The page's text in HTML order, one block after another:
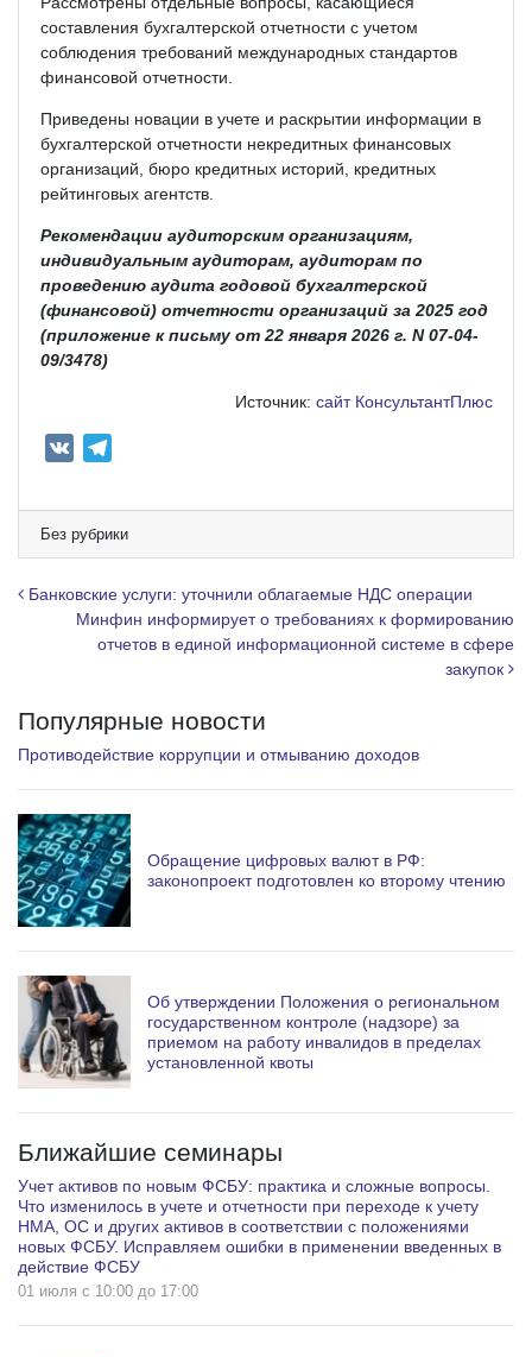
составления бухгалтерской отчетности с учетом
соблюдения требований международных стандартов
финансовой отчетности.
Приведены новации в учете и раскрытии информации в
бухгалтерской отчетности некредитных финансовых
организаций, бюро кредитных историй, кредитных
рейтинговых агентств.
Рекомендации аудиторским организациям,
индивидуальным аудиторам, аудиторам по
проведению аудита годовой бухгалтерской
(финансовой) отчетности организаций за 2025 год
(приложение к письму от 22 января 2026 г. N 07-04-
09/3478)
Источник: сайт КонсультантПлюс
e
g
r
a
m
Без рубрики
Навигация по записям
Банковские услуги: уточнили облагаемые НДС операции
Минфин информирует о требованиях к формированию
отчетов в единой информационной системе в сфере
закупок
Популярные новости
Противодействие коррупции и отмыванию доходов
Обращение цифровых валют в РФ:
законопроект подготовлен ко второму чтению
Об утверждении Положения о региональном
государственном контроле (надзоре) за
приемом на работу инвалидов в пределах
установленной квоты
Ближайшие семинары
Учет активов по новым ФСБУ: практика и сложные вопросы.
Что изменилось в учете и отчетности при переходе к учету
НМА, ОС и других активов в соответствии с положениями
новых ФСБУ. Исправляем ошибки в применении введенных в
действие ФСБУ
01 июля c 10:00 до 17:00